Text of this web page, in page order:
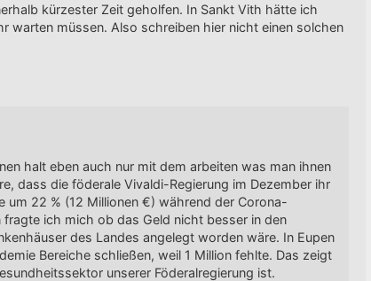
kürzester Zeit geholfen. In Sankt Vith hätte ich
warten müssen. Also schreiben hier nicht einen solchen
halt eben auch nur mit dem arbeiten was man ihnen
dass die föderale Vivaldi-Regierung im Dezember ihr
um 22 % (12 Millionen €) während der Corona-
fragte ich mich ob das Geld nicht besser in den
des Landes angelegt worden wäre. In Eupen
Bereiche schließen, weil 1 Million fehlte. Das zeigt
unserer Föderalregierung ist.